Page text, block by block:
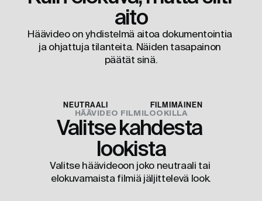
aito
Häävideo on yhdistelmä aitoa dokumentointia
ja ohjattuja tilanteita. Näiden tasapainon
päätät sinä.
HÄÄVIDEO FILMILOOKILLA
Valitse kahdesta
lookista
Valitse häävideoon joko neutraali tai
elokuvamaista filmiä jäljittelevä look.
NEUTRAALI FILMIMÄINEN